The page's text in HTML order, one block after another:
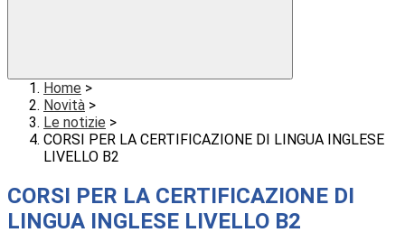
Home >
Novità >
Le notizie >
CORSI PER LA CERTIFICAZIONE DI LINGUA INGLESE
LIVELLO B2
CORSI PER LA CERTIFICAZIONE DI
LINGUA INGLESE LIVELLO B2